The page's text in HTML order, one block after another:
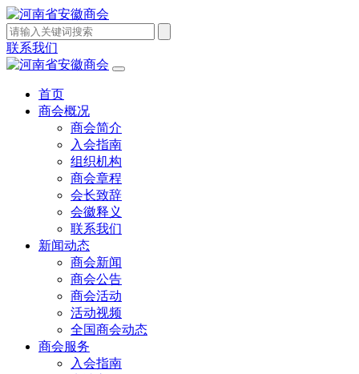
联系我们
首页
商会概况
商会简介
入会指南
组织机构
商会章程
会长致辞
会徽释义
联系我们
新闻动态
商会新闻
商会公告
商会活动
活动视频
全国商会动态
商会服务
入会指南